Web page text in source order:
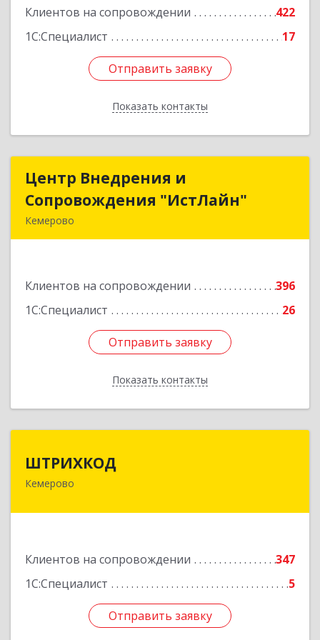
Клиентов на сопровождении
422
1С:Специалист
17
Отправить заявку
Показать контакты
Отправить заявку
Назад
Центр Внедрения и
Сопровождения "ИстЛайн"
Кемерово
Клиентов на сопровождении
396
1С:Специалист
26
Отправить заявку
Показать контакты
Центр Внедрения и
Сопровождения "ИстЛайн"
Подробнее
Отправить заявку
Назад
ШТРИХКОД
Кемерово
Клиентов на сопровождении
347
1С:Специалист
5
Отправить заявку
650043, Кемеровская область - Кузбасс обл,
Отправить заявку